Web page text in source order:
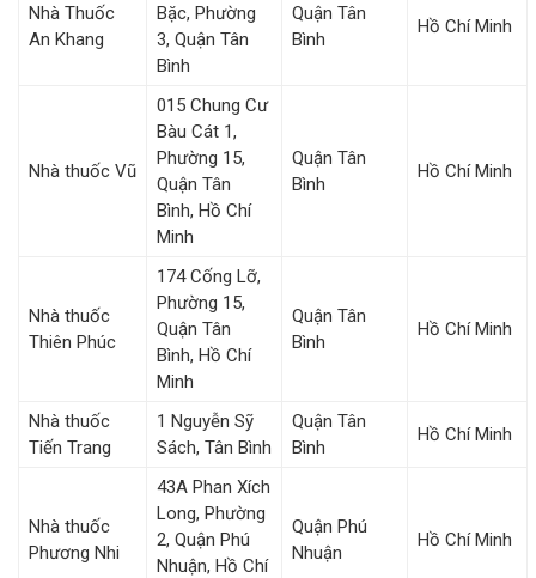
Nhà Thuốc
An Khang
Bặc, Phường
3, Quận Tân
Bình
Quận Tân
Bình
Hồ Chí Minh
Nhà thuốc Vũ
015 Chung Cư
Bàu Cát 1,
Phường 15,
Quận Tân
Bình, Hồ Chí
Minh
Quận Tân
Bình
Hồ Chí Minh
Nhà thuốc
Thiên Phúc
174 Cống Lỡ,
Phường 15,
Quận Tân
Bình, Hồ Chí
Minh
Quận Tân
Bình
Hồ Chí Minh
Nhà thuốc
Tiến Trang
1 Nguyễn Sỹ
Sách, Tân Bình
Quận Tân
Bình
Hồ Chí Minh
Nhà thuốc
Phương Nhi
43A Phan Xích
Long, Phường
2, Quận Phú
Nhuận, Hồ Chí
Quận Phú
Nhuận
Hồ Chí Minh